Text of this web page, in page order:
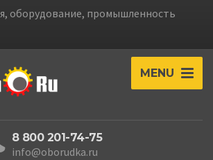
оборудование, промышленность
MENU
8 800 201-74-75
info@oborudka.ru